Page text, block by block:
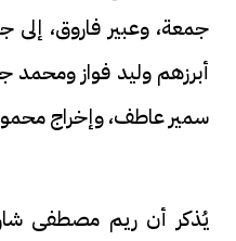
جمعة، وعبير فاروق،
أبرزهم وليد فواز
سمير عاطف، وإخراج
يُذكر أن ريم مصطفى